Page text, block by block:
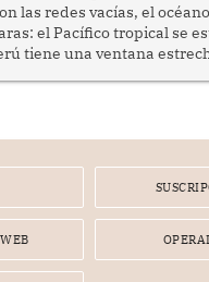
las redes vacías, el
el Pacífico tropical se
tiene una ventana